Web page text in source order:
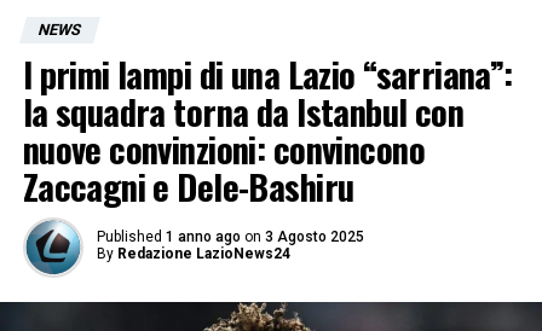
NEWS
I primi lampi di una Lazio “sarriana”:
la squadra torna da Istanbul con
nuove convinzioni: convincono
Zaccagni e Dele-Bashiru
Published 1 anno ago on 3 Agosto 2025
By Redazione LazioNews24